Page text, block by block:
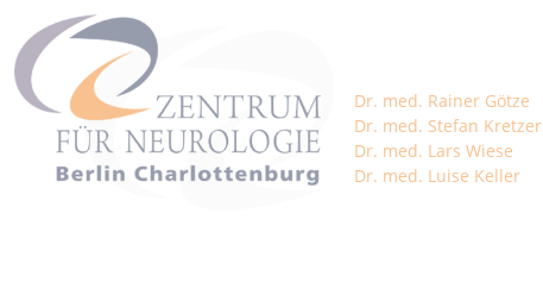
Dr. med. Rainer Götze
Dr. med. Stefan Kretzer
Dr. med. Lars Wiese
Dr. med. Luise Keller